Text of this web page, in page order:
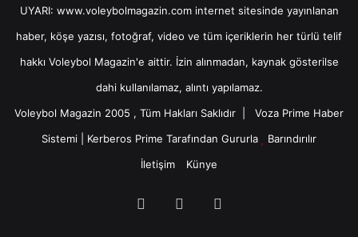
UYARI: www.voleybolmagazin.com internet sitesinde yayınlanan
haber, köşe yazısı, fotoğraf, video ve tüm içeriklerin her türlü telif
hakkı Voleybol Magazin'e aittir. İzin alınmadan, kaynak gösterilse
dahi kullanılamaz, alıntı yapılamaz.
Voleybol Magazin 2005 , Tüm Hakları Saklıdır | Voza Prime Haber
Sistemi
Kerberos Prime Tarafından Gururla
Barındırılır
İletişim
Künye
YouTube